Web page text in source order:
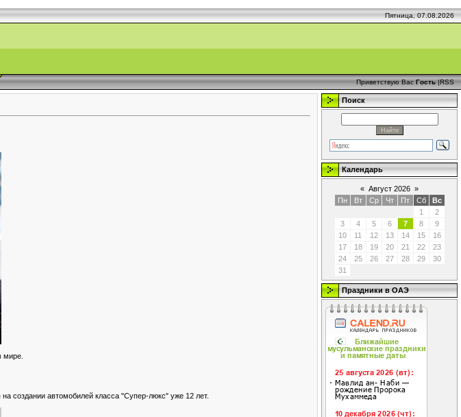
Пятница, 07.08.2026
Приветствую Вас Гость|RSS
мире.
создании автомобилей класса "Супер-люкс" уже 12 лет.
Поиск
Календарь
« Август 2026 »
Пн
Вт Ср Чт Пт Сб
Вс
1
2
3
4 5 6 7 8
9
10
11 12 13 14 15
16
17
18 19 20 21 22
23
24
25 26 27 28 29
30
31
Праздники в ОАЭ